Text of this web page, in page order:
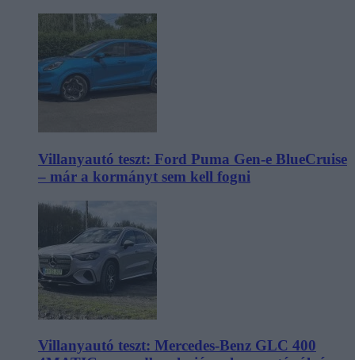
Villanyautó teszt: Ford Puma Gen-e BlueCruise
– már a kormányt sem kell fogni
Villanyautó teszt: Mercedes-Benz GLC 400